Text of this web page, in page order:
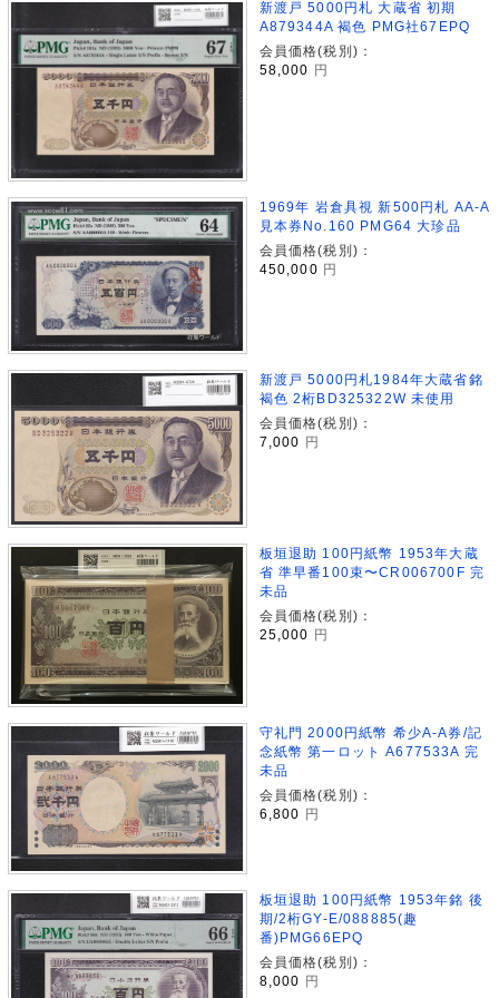
新渡戸 5000円札 大蔵省 初期
A879344A 褐色 PMG社67EPQ
会員価格(税別)：
58,000
円
1969年 岩倉具視 新500円札 AA-A
見本券No.160 PMG64 大珍品
会員価格(税別)：
450,000 円
新渡戸 5000円札1984年大蔵省銘
褐色 2桁BD325322W 未使用
会員価格(税別)：
7,000 円
板垣退助 100円紙幣 1953年大蔵
省 準早番100束〜CR006700F 完
未品
会員価格(税別)：
25,000
円
守礼門 2000円紙幣 希少A-A券/記
念紙幣 第一ロット A677533A 完
未品
会員価格(税別)：
6,800 円
板垣退助 100円紙幣 1953年銘 後
期/2桁GY-E/088885(趣
番)PMG66EPQ
会員価格(税別)：
8,000 円